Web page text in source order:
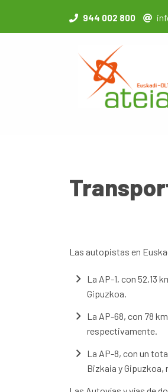
944 002 800
Las autopistas en
La AP-1, con 52,13
Gipuzkoa.
La AP-68, con 78
respectivamente.
La AP-8, con un
Bizkaia y